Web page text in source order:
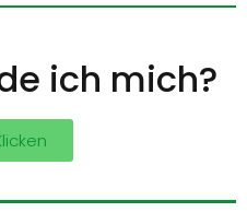
ich mich?